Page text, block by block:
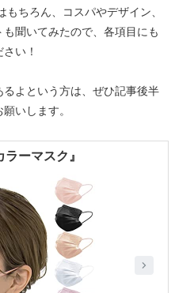
もちろん、コスパやデザイン、
聞いてみたので、各項目にも
い！
よという方は、ぜひ記事後半
いします。
ーマスク』